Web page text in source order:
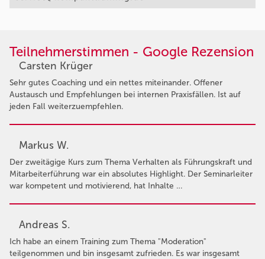
Teilnehmerstimmen - Google Rezension
Carsten Krüger
Sehr gutes Coaching und ein nettes miteinander. Offener
Austausch und Empfehlungen bei internen Praxisfällen. Ist auf
jeden Fall weiterzuempfehlen.
Markus W.
Der zweitägige Kurs zum Thema Verhalten als Führungskraft und
Mitarbeiterführung war ein absolutes Highlight. Der Seminarleiter
war kompetent und motivierend, hat Inhalte …
Andreas S.
Ich habe an einem Training zum Thema "Moderation"
teilgenommen und bin insgesamt zufrieden. Es war insgesamt